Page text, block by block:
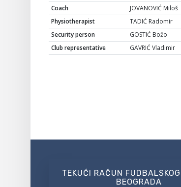
Coach
JOVANOVIĆ Miloš
Physiotherapist
TADIĆ Radomir
Security person
GOSTIĆ Božo
Club representative
GAVRIĆ Vladimir
TEKUĆI RAČUN
BEOGRADA